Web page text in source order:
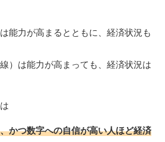
能力が高まるとともに、経済状況も
）は能力が高まっても、経済状況は
かつ数字への自信が高い人ほど経済